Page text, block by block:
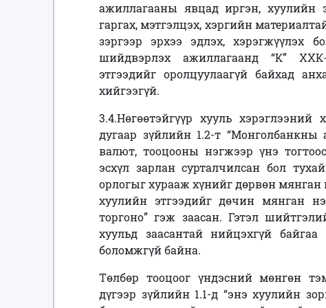
ажиллагааны явцад иргэн, хуулийн
гаргах, мэтгэлцэх, хэргийн
зэргээр эрхээ эдлэх, хэрэгжүүлэх
шийдвэрлэх ажиллагаанд “К”
этгээдийг оролцуулаагүй байхад
хийгээгүй.
3.4.Нөгөөтэйгүүр хууль
дугаар зүйлийн 1.2-т “Монголбанкны
валют, тооцооны нэгжээр үнэ
эсхүл зарлан сурталчилсан бол
орлогыг хурааж хүнийг дөрвөн
хуулийн этгээдийг дөчин мянган
торгоно” гэж заасан. Гэтэл
хуульд заасантай нийцэхгүй
боломжгүй байна.
Төлбөр тооцоог үндэсний мөнгөн
дүгээр зүйлийн 1.1-д “энэ хуулийн